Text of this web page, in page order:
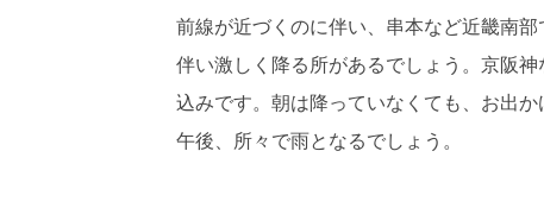
前線が近づくのに伴い、串本など近畿南
伴い激しく降る所があるでしょう。京阪
込みです。朝は降っていなくても、お出
午後、所々で雨となるでしょう。